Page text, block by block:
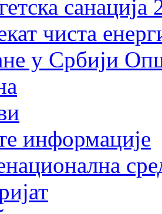
чиста
у Србији
информације